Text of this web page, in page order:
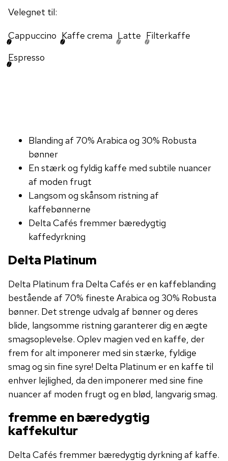
Velegnet til:
Cappuccino Kaffe crema Latte Filterkaffe
Espresso
Blanding af 70% Arabica og 30% Robusta
bønner
En stærk og fyldig kaffe med subtile nuancer
af moden frugt
Langsom og skånsom ristning af
kaffebønnerne
Delta Cafés fremmer bæredygtig
kaffedyrkning
Delta Platinum
Delta Platinum fra Delta Cafés er en kaffeblanding
bestående af 70% fineste Arabica og 30% Robusta
bønner. Det strenge udvalg af bønner og deres
blide, langsomme ristning garanterer dig en ægte
smagsoplevelse. Oplev magien ved en kaffe, der
frem for alt imponerer med sin stærke, fyldige
smag og sin fine syre! Delta Platinum er en kaffe til
enhver lejlighed, da den imponerer med sine fine
nuancer af moden frugt og en blød, langvarig smag.
fremme en bæredygtig
kaffekultur
Delta Cafés fremmer bæredygtig dyrkning af kaffe.